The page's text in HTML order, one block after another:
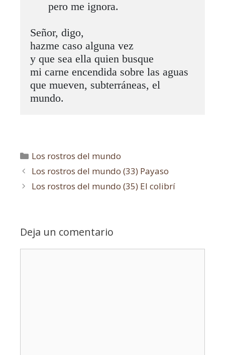
Señor, digo,
hazme caso alguna vez
y que sea ella quien busque
mi carne encendida sobre las aguas
que mueven, subterráneas, el
mundo.
Los rostros del mundo
Los rostros del mundo (33) Payaso
Los rostros del mundo (35) El colibrí
Deja un comentario